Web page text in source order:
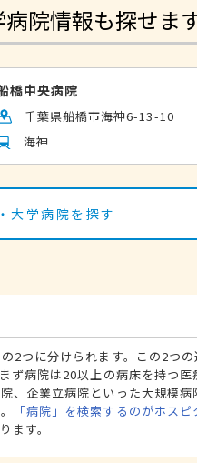
院情報も探せま
橋中央病院
千葉県船橋市海神6-13-10
海神
大学病院を探す
2つに分けられます。この2つの
ず病院は20以上の病床を持つ医
、企業立病院といった大規模病
「病院」を検索するのがホス
ます。